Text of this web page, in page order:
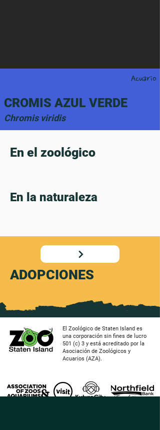
Acuario
CROMIS AZUL VERDE
Chromis viridis
En el zoológico
En la naturaleza
ADOPCIONES
El Zoológico de Staten Island es
una corporación sin fines de lucro
501 (c) 3 y está acreditado por la
Asociación de Zoológicos y
Acuarios (AZA).